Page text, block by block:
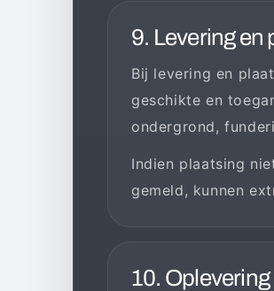
9. Levering en
Bij levering en
geschikte en
ondergrond,
Indien plaatsing
gemeld, kunnen
10.